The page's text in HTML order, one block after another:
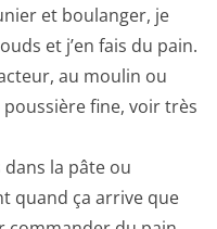
et boulanger, je
et j’en fais du pain.
au moulin ou
fine, voir très
dans la pâte ou
quand ça arrive que